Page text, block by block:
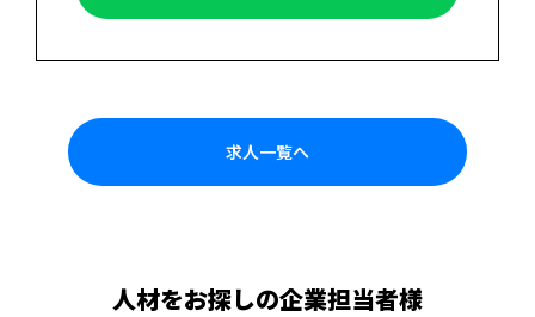
求人一覧へ
人材をお探しの企業担当者様